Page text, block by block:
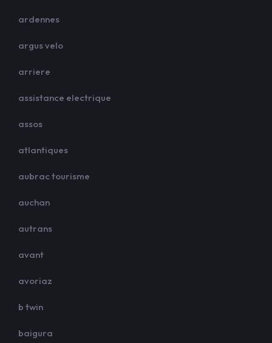
ardennes
argus velo
arriere
assistance electrique
assos
atlantiques
aubrac tourisme
auchan
autrans
avant
avoriaz
b twin
baigura